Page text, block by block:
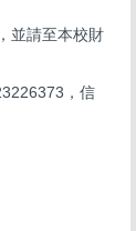
並請至本校財
，信